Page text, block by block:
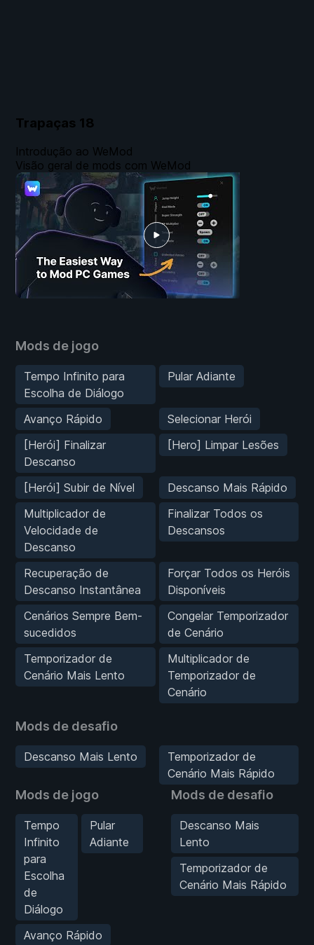
Trapaças 18
Mods de jogo
Tempo Infinito para
Escolha de Diálogo
Pular Adiante
Avanço Rápido
Selecionar Herói
[Herói] Finalizar
Descanso
[Hero] Limpar Lesões
[Herói] Subir de Nível
Descanso Mais Rápido
Multiplicador de
Velocidade de
Descanso
Finalizar Todos os
Descansos
Recuperação de
Descanso Instantânea
Forçar Todos os Heróis
Disponíveis
Cenários Sempre Bem-
sucedidos
Congelar Temporizador
de Cenário
Temporizador de
Cenário Mais Lento
Multiplicador de
Temporizador de
Cenário
Mods de desafio
Descanso Mais Lento
Temporizador de
Cenário Mais Rápido
Mods de jogo
Tempo
Infinito
para
Escolha
de
Diálogo
Pular
Adiante
Avanço Rápido
Mods de desafio
Descanso Mais
Lento
Temporizador de
Cenário Mais Rápido
Introdução ao WeMod
Visão geral de mods com WeMod